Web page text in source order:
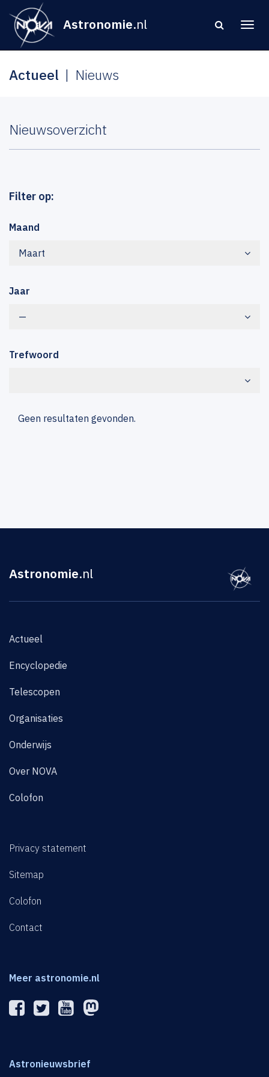
Astronomie.nl
Actueel Nieuws
Nieuwsoverzicht
Filter op:
Maand
Maart
Jaar
—
Trefwoord
Geen resultaten gevonden.
Astronomie.nl
Actueel
Encyclopedie
Telescopen
Organisaties
Onderwijs
Over NOVA
Colofon
Privacy statement
Sitemap
Colofon
Contact
Meer astronomie.nl
Astronieuwsbrief